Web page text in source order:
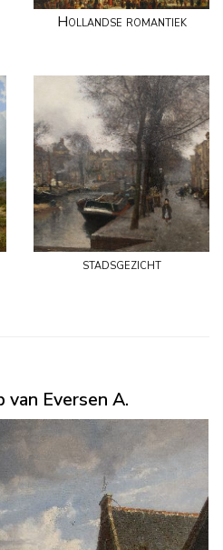
Hollandse romantiek
stadsgezicht
Eversen A.